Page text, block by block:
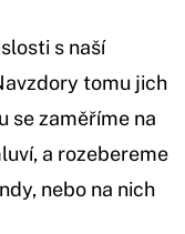
s naší
tomu jich
se zaměříme na
a rozebereme
nebo na nich